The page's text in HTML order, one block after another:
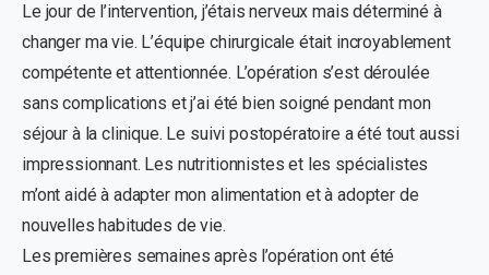
Le jour de l’intervention, j’étais nerveux mais déterminé à
changer ma vie. L’équipe chirurgicale était incroyablement
compétente et attentionnée. L’opération s’est déroulée
sans complications et j’ai été bien soigné pendant mon
séjour à la clinique. Le suivi postopératoire a été tout aussi
impressionnant. Les nutritionnistes et les spécialistes
m’ont aidé à adapter mon alimentation et à adopter de
nouvelles habitudes de vie.
Les premières semaines après l’opération ont été